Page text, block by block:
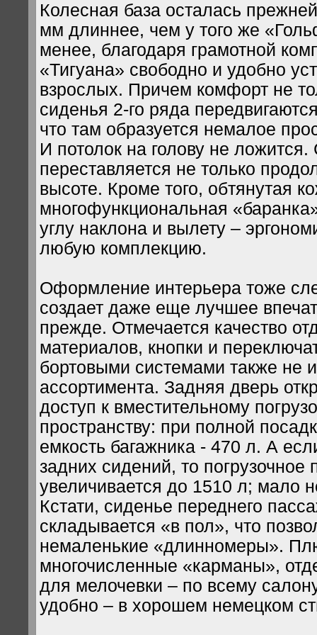
Колесная база осталась
мм длиннее, чем у того же
менее, благодаря грамотной
«Тигуана» свободно и удобно
взрослых. Причем комфорт не
сиденья 2-го ряда
что там образуется немалое
И потолок на голову не
переставляется не только
высоте. Кроме того, обтянутая
многофункциональная
углу наклона и вылету –
любую комплекцию.
Оформление интерьера тоже
создает даже еще лучшее
прежде. Отмечается качество
материалов, кнопки и
бортовыми системами также не
ассортимента. Задняя дверь
доступ к вместительному
пространству: при полной
емкость багажника - 470 л. А
задних сидений, то погрузочное
увеличивается до 1510 л; мало
Кстати, сиденье переднего
складывается «в пол», что
немаленькие «длинномеры».
многочисленные «карманы»,
для мелочевки – по всему
удобно – в хорошем немецком